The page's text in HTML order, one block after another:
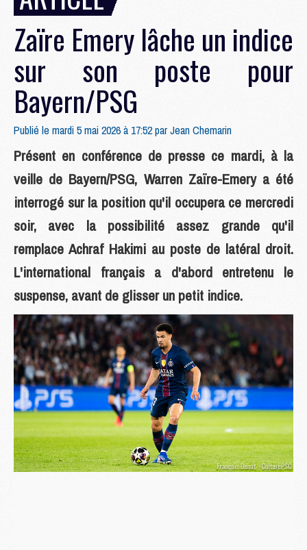
Zaïre Emery lâche un indice
sur son poste pour
Bayern/PSG
Publié le mardi 5 mai 2026 à 17:52 parJean Chemarin
Présent en conférence de presse ce mardi, à la
veille de Bayern/PSG, Warren Zaïre-Emery a été
interrogé sur la position qu'il occupera ce mercredi
soir, avec la possibilité assez grande qu'il
remplace Achraf Hakimi au poste de latéral droit.
L'international français a d'abord entretenu le
suspense, avant de glisser un petit indice.